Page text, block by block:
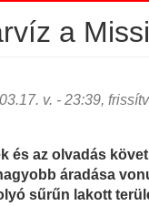
a
v. - 23:39,
és az olvadás
áradása
sűrűn lakott